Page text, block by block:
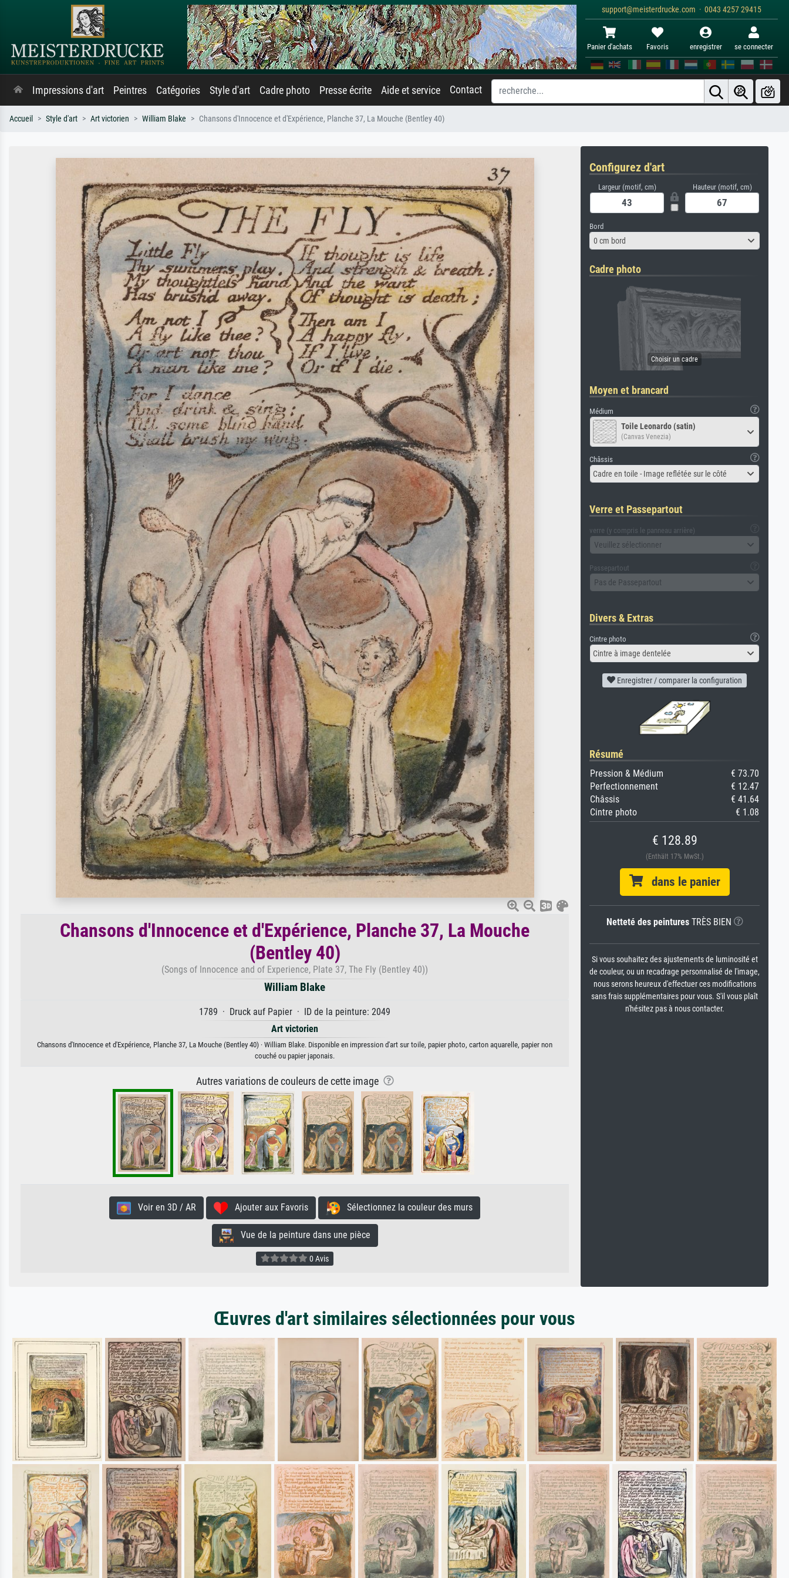
support@meisterdrucke.com · 0043 4257 29415
Panier d'achats Favoris enregistrer se connecter
Impressions d'art Peintres Catégories Style d'art Cadre photo Presse écrite Aide et service Contact
Accueil Style d'art Art victorien William Blake Chansons d'Innocence et d'Expérience, Planche 37, La Mouche (Bentley 40)
Chansons d'Innocence et d'Expérience, Planche 37, La Mouche
(Bentley 40)
(Songs of Innocence and of Experience, Plate 37, The Fly (Bentley 40))
William Blake
1789 · Druck auf Papier · ID de la peinture: 2049
Art victorien
Chansons d'Innocence et d'Expérience, Planche 37, La Mouche (Bentley 40) · William Blake. Disponible en impression d'art sur toile, papier photo, carton aquarelle, papier non
couché ou papier japonais.
Autres variations de couleurs de cette image
Voir en 3D / AR Ajouter aux Favoris Sélectionnez la couleur des murs
Vue de la peinture dans une pièce
0 Avis
Configurez d'art
Largeur (motif, cm) Hauteur (motif, cm)
Bord
0 cm bord
Cadre photo
Moyen et brancard
Médium
Toile Leonardo (satin)
(Canvas Venezia)
Châssis
Cadre en toile - Image reflétée sur le côté
Verre et Passepartout
verre (y compris le panneau arrière)
Veuillez sélectionner
Passepartout
Pas de Passepartout
Divers & Extras
Cintre photo
Cintre à image dentelée
Enregistrer / comparer la configuration
Résumé
Pression & Médium
€ 73.70
Perfectionnement
€ 12.47
Châssis
€ 41.64
Cintre photo
€ 1.08
€ 128.89
(Enthält 17% MwSt.)
dans le panier
Netteté des peinturesTRÈS BIEN
Si vous souhaitez des ajustements de luminosité et
de couleur, ou un recadrage personnalisé de l'image,
nous serons heureux d'effectuer ces modifications
sans frais supplémentaires pour vous. S'il vous plaît
n'hésitez pas à nous contacter.
Œuvres d'art similaires sélectionnées pour vous